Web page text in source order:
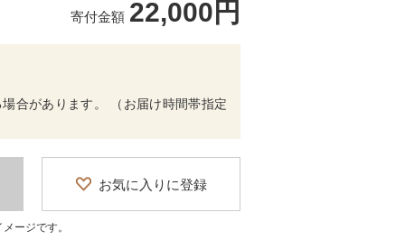
寄付金額 22,000円
合があります。 （お届け時間帯指定
お気に入りに登録
ージです。